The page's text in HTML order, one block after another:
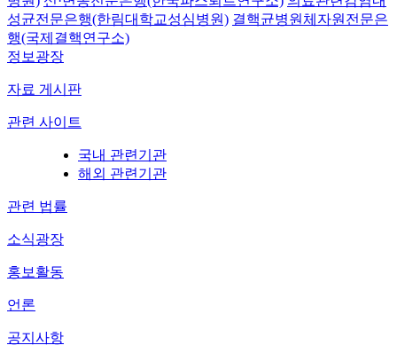
성균전문은행(한림대학교성심병원) 결핵균병원체자원전문은
행(국제결핵연구소)
정보광장
자료 게시판
관련 사이트
국내 관련기관
해외 관련기관
관련 법률
소식광장
홍보활동
언론
공지사항